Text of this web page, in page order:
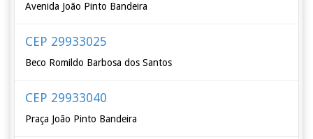
Avenida João Pinto Bandeira
CEP 29933025
Beco Romildo Barbosa dos Santos
CEP 29933040
Praça João Pinto Bandeira